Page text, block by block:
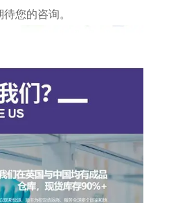
您的咨询。